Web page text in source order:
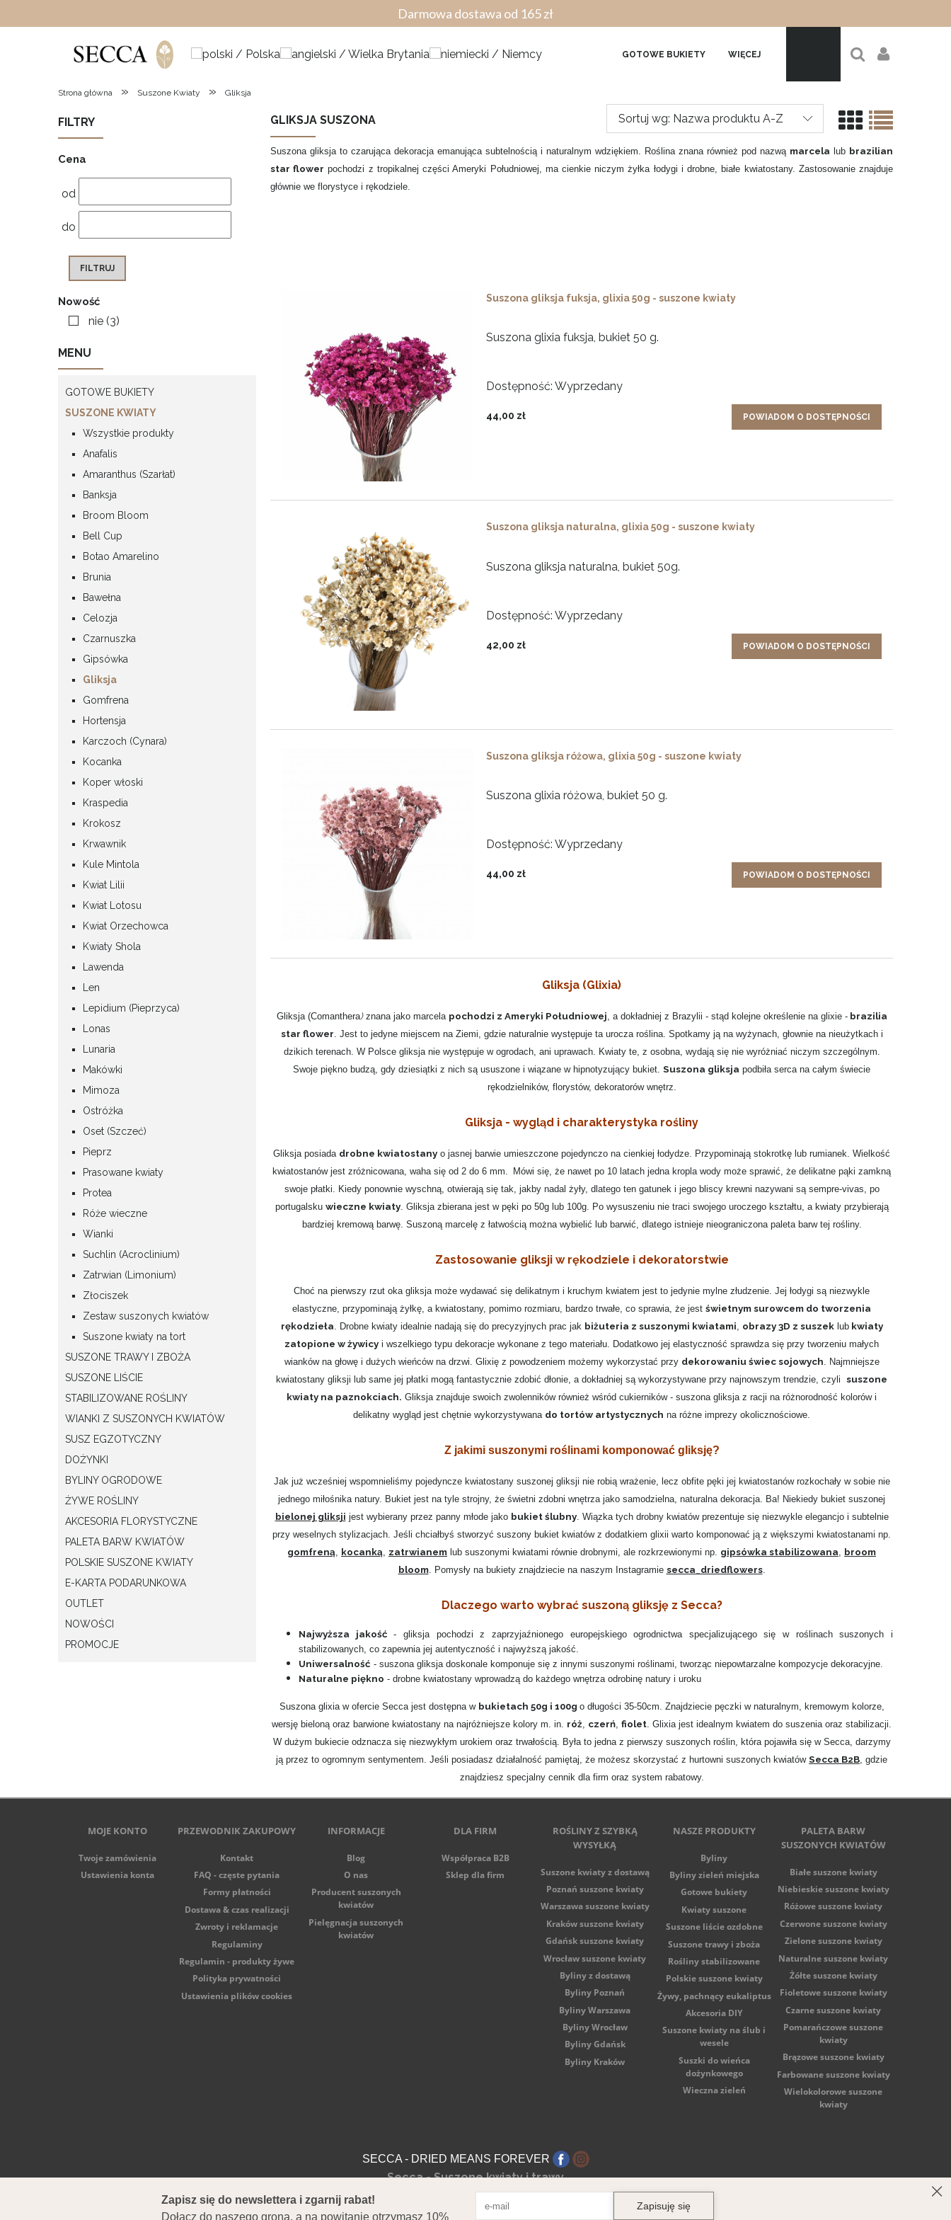
Darmowa dostawa od 165 zł
GOTOWE BUKIETY WIĘCEJ
Strona główna » Suszone Kwiaty » Gliksja
FILTRY
Cena
od
do
FILTRUJ
Nowość
nie (3)
MENU
GOTOWE BUKIETY
SUSZONE KWIATY
Wszystkie produkty
Anafalis
Amaranthus (Szarłat)
Banksja
Broom Bloom
Bell Cup
Botao Amarelino
Brunia
Bawełna
Celozja
Czarnuszka
Gipsówka
Gliksja
Gomfrena
Hortensja
Karczoch (Cynara)
Kocanka
Koper włoski
Kraspedia
Krokosz
Krwawnik
Kule Mintola
Kwiat Lilii
Kwiat Lotosu
Kwiat Orzechowca
Kwiaty Shola
Lawenda
Len
Lepidium (Pieprzyca)
Lonas
Lunaria
Makówki
Mimoza
Ostróżka
Oset (Szczeć)
Pieprz
Prasowane kwiaty
Protea
Róże wieczne
Wianki
Suchlin (Acroclinium)
Zatrwian (Limonium)
Złociszek
Zestaw suszonych kwiatów
Suszone kwiaty na tort
SUSZONE TRAWY I ZBOŻA
SUSZONE LIŚCIE
STABILIZOWANE ROŚLINY
WIANKI Z SUSZONYCH KWIATÓW
SUSZ EGZOTYCZNY
DOŻYNKI
BYLINY OGRODOWE
ŻYWE ROŚLINY
AKCESORIA FLORYSTYCZNE
PALETA BARW KWIATÓW
POLSKIE SUSZONE KWIATY
E-KARTA PODARUNKOWA
OUTLET
NOWOŚCI
PROMOCJE
GLIKSJA SUSZONA
Suszona gliksja to czarująca dekoracja emanująca subtelnością i naturalnym wdziękiem. Roślina znana również pod nazwą marcela lub brazilian
star flower pochodzi z tropikalnej części Ameryki Południowej, ma cienkie niczym żyłka łodygi i drobne, białe kwiatostany. Zastosowanie znajduje
głównie we florystyce i rękodziele.
Sortuj wg: Nazwa produktu A-Z
Suszona gliksja fuksja, glixia 50g - suszone kwiaty
Suszona glixia fuksja, bukiet 50 g.
Dostępność: Wyprzedany
44,00 zł POWIADOM O DOSTĘPNOŚCI
Suszona gliksja naturalna, glixia 50g - suszone kwiaty
Suszona gliksja naturalna, bukiet 50g.
Dostępność: Wyprzedany
42,00 zł POWIADOM O DOSTĘPNOŚCI
Suszona gliksja różowa, glixia 50g - suszone kwiaty
Suszona glixia różowa, bukiet 50 g.
Dostępność: Wyprzedany
44,00 zł POWIADOM O DOSTĘPNOŚCI
Gliksja (Glixia)
Gliksja (Comanthera)znana jako marcela pochodzi z Ameryki Południowej, a dokładniej z Brazylii - stąd kolejne określenie na glixie -brazilia
star flower. Jest to jedyne miejscem na Ziemi, gdzie naturalnie występuje ta urocza roślina. Spotkamy ją na wyżynach, głownie na nieużytkach i
dzikich terenach. W Polsce gliksja nie występuje w ogrodach, ani uprawach. Kwiaty te, z osobna, wydają się nie wyróżniać niczym szczególnym.
Swoje piękno budzą, gdy dziesiątki z nich są ususzone i wiązane w hipnotyzujący bukiet. Suszona gliksja podbiła serca na całym świecie
rękodzielników, florystów, dekoratorów wnętrz.
Gliksja - wygląd i charakterystyka rośliny
Gliksja posiada drobne kwiatostany o jasnej barwie umieszczone pojedynczo na cienkiej łodydze. Przypominają stokrotkę lub rumianek. Wielkość
kwiatostanów jest zróżnicowana, waha się od 2 do 6 mm.
Mówi się, że nawet po 10 latach jedna kropla wody może sprawić, że delikatne pąki zamkną
swoje płatki. Kiedy ponownie wyschną, otwierają się tak, jakby nadal żyły, dlatego ten gatunek i jego bliscy krewni nazywani są sempre-vivas, po
portugalsku wieczne kwiaty. Gliksja zbierana jest w pęki po 50g lub 100g. Po wysuszeniu nie traci swojego uroczego kształtu, a kwiaty przybierają
bardziej kremową barwę. Suszoną marcelę z łatwością można wybielić lub barwić, dlatego istnieje nieograniczona paleta barw tej rośliny.
Zastosowanie gliksji w rękodziele i dekoratorstwie
Choć na pierwszy rzut oka gliksja może wydawać się delikatnym i kruchym kwiatem jest to jedynie mylne złudzenie. Jej łodygi są niezwykle
elastyczne, przypominają żyłkę, a kwiatostany, pomimo rozmiaru, bardzo trwałe, co sprawia, że jest świetnym surowcem do tworzenia
rękodzieła . Drobne kwiaty idealnie nadają się do precyzyjnych prac jak biżuteria z suszonymi kwiatami obrazy 3D z suszeklubkwiaty
zatopione w żywicy i wszelkiego typu dekoracje wykonane z tego materiału. Dodatkowo jej elastyczność sprawdza się przy tworzeniu małych
wianków na głowę i dużych wieńców na drzwi. Glixię z powodzeniem możemy wykorzystać przy dekorowaniu świec sojowych . Najmniejsze
kwiatostany gliksji lub same jej płatki mogą fantastycznie zdobić dłonie, a dokładniej są wykorzystywane przy najnowszym trendzie, czyli suszone
kwiaty na paznokciach. Gliksja znajduje swoich zwolenników również wśród cukierników - suszona gliksja z racji na różnorodność kolorów i
delikatny wygląd jest chętnie wykorzystywana do tortów artystycznych na różne imprezy okolicznościowe.
Z jakimi suszonymi roślinami komponować gliksję?
Jak już wcześniej wspomnieliśmy pojedyncze kwiatostany suszonej gliksji nie robią wrażenie, lecz obfite pęki jej kwiatostanów rozkochały w sobie nie
jednego miłośnika natury. Bukiet jest na tyle strojny, że świetni zdobni wnętrza jako samodzielna, naturalna dekoracja. Ba! Niekiedy bukiet suszonej
bielonej gliksji jest wybierany przez panny młode jako bukiet ślubny. Wiązka tych drobny kwiatów prezentuje się niezwykle elegancjo i subtelnie
przy weselnych stylizacjach. Jeśli chciałbyś stworzyć suszony bukiet kwiatów z dodatkiem glixii warto komponować ją z większymi kwiatostanami np.
gomfreną kocanką zatrwianem lub suszonymi kwiatami równie drobnymi, ale rozkrzewionymi np. gipsówka stabilizowana
broom
bloom. Pomysły na bukiety znajdziecie na naszym Instagramie secca_driedflowers.
Dlaczego warto wybrać suszoną gliksję z Secca?
Najwyższa jakość- gliksja pochodzi z zaprzyjaźnionego europejskiego ogrodnictwa specjalizującego się w roślinach suszonych i
stabilizowanych, co zapewnia jej autentyczność i najwyższą jakość.
Uniwersalność - suszona gliksja doskonale komponuje się z innymi suszonymi roślinami, tworząc niepowtarzalne kompozycje dekoracyjne.
Naturalne piękno - drobne kwiatostany wprowadzą do każdego wnętrza odrobinę natury i uroku
Suszona glixia w ofercie Secca jest dostępna w bukietach 50g i 100g o długości 35-50cm. Znajdziecie pęczki w naturalnym, kremowym kolorze,
wersję bieloną oraz barwione kwiatostany na najróżniejsze kolory m. in. róż, czerń, fiolet. Glixia jest idealnym kwiatem do suszenia oraz stabilizacji.
W dużym bukiecie odznacza się niezwykłym urokiem oraz trwałością. Była to jedna z pierwszy suszonych roślin, która pojawiła się w Secca, darzymy
ją przez to ogromnym sentymentem. Jeśli posiadasz działalność pamiętaj, że możesz skorzystać z hurtowni suszonych kwiatów Secca B2B, gdzie
znajdziesz specjalny cennik dla firm oraz system rabatowy.
MOJE KONTO
Twoje zamówienia
Ustawienia konta
PRZEWODNIK ZAKUPOWY
Kontakt
FAQ - częste pytania
Formy płatności
Dostawa & czas realizacji
Zwroty i reklamacje
Regulaminy
Regulamin - produkty żywe
Polityka prywatności
Ustawienia plików cookies
INFORMACJE
Blog
O nas
Producent suszonych
kwiatów
Pielęgnacja suszonych
kwiatów
DLA FIRM
Współpraca B2B
Sklep dla firm
ROŚLINY Z SZYBKĄ
WYSYŁKĄ
Suszone kwiaty z dostawą
Poznań suszone kwiaty
Warszawa suszone kwiaty
Kraków suszone kwiaty
Gdańsk suszone kwiaty
Wrocław suszone kwiaty
Byliny z dostawą
Byliny Poznań
Byliny Warszawa
Byliny Wrocław
Byliny Gdańsk
Byliny Kraków
NASZE PRODUKTY
Byliny
Byliny zieleń miejska
Gotowe bukiety
Kwiaty suszone
Suszone liście ozdobne
Suszone trawy i zboża
Rośliny stabilizowane
Polskie suszone kwiaty
Żywy, pachnący eukaliptus
Akcesoria DIY
Suszone kwiaty na ślub i
wesele
Suszki do wieńca
dożynkowego
Wieczna zieleń
PALETA BARW
SUSZONYCH KWIATÓW
Białe suszone kwiaty
Niebieskie suszone kwiaty
Różowe suszone kwiaty
Czerwone suszone kwiaty
Zielone suszone kwiaty
Naturalne suszone kwiaty
Żółte suszone kwiaty
Fioletowe suszone kwiaty
Czarne suszone kwiaty
Pomarańczowe suszone
kwiaty
Brązowe suszone kwiaty
Farbowane suszone kwiaty
Wielokolorowe suszone
kwiaty
SECCA - DRIED MEANS FOREVER
Secca - Suszone kwiaty i trawy
ul. Ostrowska 557, 61-324 Poznań NIP: 7822886134 REGON: 386817220 Nr rejestracyjny BDO: 000522059
Copyright © 2026 Secca. All Rights Reserved.